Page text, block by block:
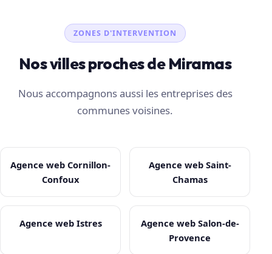
ZONES D'INTERVENTION
Nos villes proches de Miramas
Nous accompagnons aussi les entreprises des
communes voisines.
Agence web Cornillon-
Confoux
Agence web Saint-
Chamas
Agence web Istres
Agence web Salon-de-
Provence